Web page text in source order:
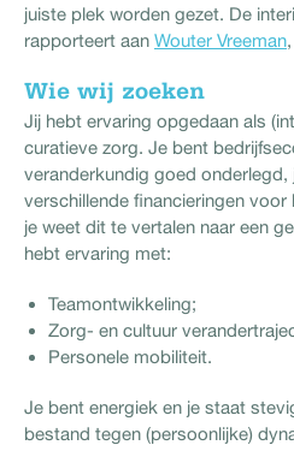
juiste plek worden gezet. De
rapporteert aan Wouter Vreeman
Wie wij zoeken
Jij hebt ervaring opgedaan als
curatieve zorg. Je bent
veranderkundig goed
verschillende financieringen
je weet dit te vertalen naar een
hebt ervaring met:
Teamontwikkeling;
Zorg- en cultuur
Personele mobiliteit.
Je bent energiek en je staat
bestand tegen (persoonlijke)